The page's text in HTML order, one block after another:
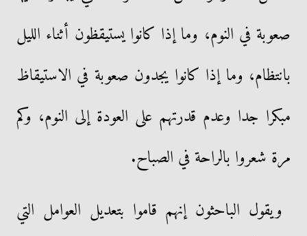
صعوبة في النوم، وما إذا كانوا يستيقظون أثناء الليل
بانتظام، وما إذا كانوا يجدون صعوبة في الاستيقاظ
مبكرا جدا وعدم قدرتهم على العودة إلى النوم، وكم
مرة شعروا بالراحة في الصباح.
ويقول الباحثون إنهم قاموا بتعديل العوامل التي